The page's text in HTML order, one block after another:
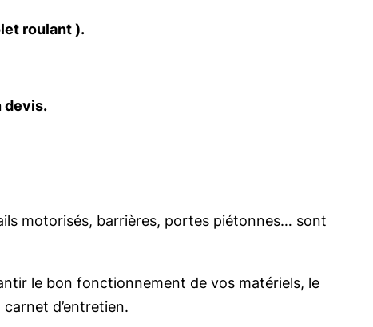
roulant ).
devis.
motorisés, barrières, portes piétonnes… sont
le bon fonctionnement de vos matériels, le
d’entretien.